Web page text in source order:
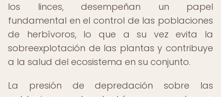
los linces, desempeñan un papel
fundamental en el control de las poblaciones
de herbívoros, lo que a su vez evita la
sobreexplotación de las plantas y contribuye
a la salud del ecosistema en su conjunto.
La presión de depredación sobre las